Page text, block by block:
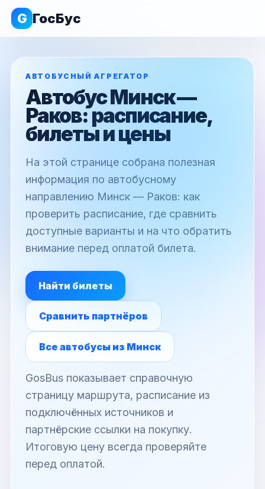
G ГосБус
АВТОБУСНЫЙ АГРЕГАТОР
Автобус Минск —
Раков: расписание,
билеты и цены
На этой странице собрана полезная
информация по автобусному
направлению Минск — Раков: как
проверить расписание, где сравнить
доступные варианты и на что обратить
внимание перед оплатой билета.
Найти билеты
Сравнить партнёров
Все автобусы из Минск
GosBus показывает справочную
страницу маршрута, расписание из
подключённых источников и
партнёрские ссылки на покупку.
Итоговую цену всегда проверяйте
перед оплатой.